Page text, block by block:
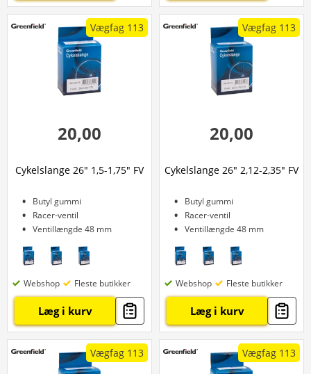
Vægfag 113
20,00
Cykelslange 26" 1,5-1,75" FV
Butyl gummi
Racer-ventil
Ventillængde 48 mm
Webshop Fleste butikker
Læg i kurv
Vægfag 113
20,00
Cykelslange 26" 2,12-2,35" FV
Butyl gummi
Racer-ventil
Ventillængde 48 mm
Webshop Fleste butikker
Læg i kurv
Vægfag 113 Vægfag 113